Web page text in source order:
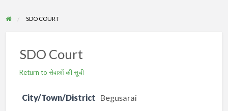
SDO COURT
SDO Court
Return to सेवाओं की सूची
City/Town/District Begusarai